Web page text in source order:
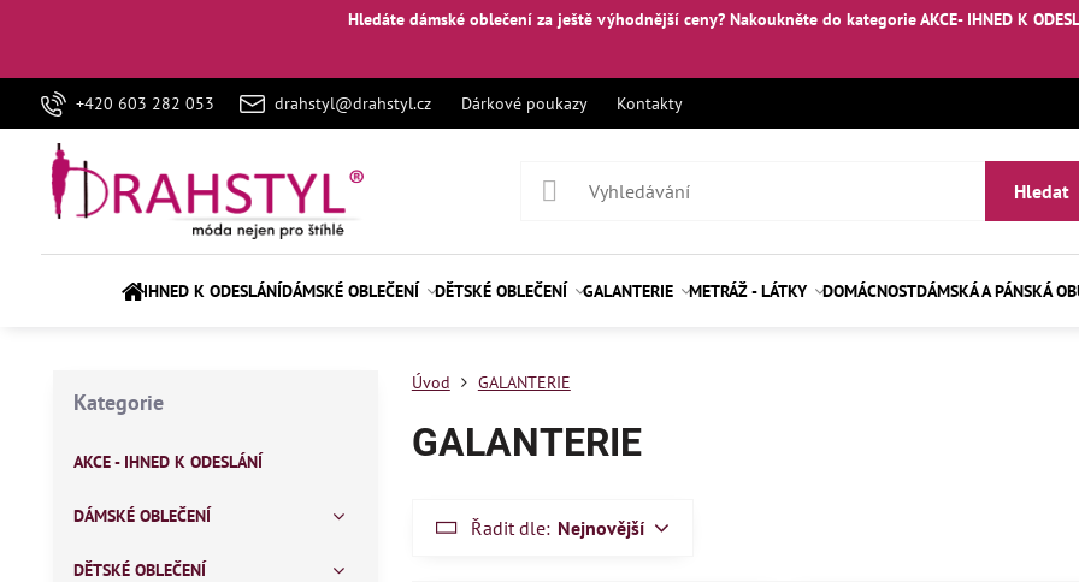
Hledáte dámské oblečení za ještě výhodnější ceny? Nakouknětedo kategorie AKCE- IHNED K
+420 603 282 053 drahstyl@drahstyl.cz Dárkové poukazy Kontakty
Hledat
IHNED K ODESLÁNÍDÁMSKÉ OBLEČENÍ DĚTSKÉ OBLEČENÍ GALANTERIE METRÁŽ - LÁTKY DOMÁCNOSTDÁMSKÁ A PÁNSKÁ
Úvod GALANTERIE
GALANTERIE
Řadit dle: Nejnovější
Kategorie
AKCE - IHNED K ODESLÁNÍ
DÁMSKÉ OBLEČENÍ
DĚTSKÉ OBLEČENÍ